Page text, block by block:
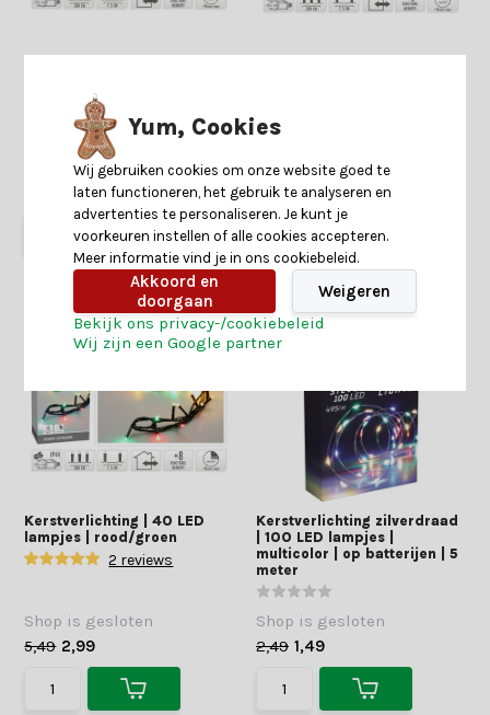
Op voorraad
3,99
Shop is gesloten
7,99 4,99
Kerstverlichting | 40 LED
lampjes | rood/groen
2 reviews
Shop is gesloten
5,49 2,99
Kerstverlichting zilverdraad
| 100 LED lampjes |
multicolor | op batterijen | 5
meter
Shop is gesloten
2,49 1,49
Yum, Cookies
Wij gebruiken cookies om onze website goed te
laten functioneren, het gebruik te analyseren en
advertenties te personaliseren. Je kunt je
voorkeuren instellen of alle cookies accepteren.
Meer informatie vind je in ons cookiebeleid.
Akkoord en
doorgaan
Weigeren
Bekijk ons privacy-/cookiebeleid
Wij zijn een Google partner